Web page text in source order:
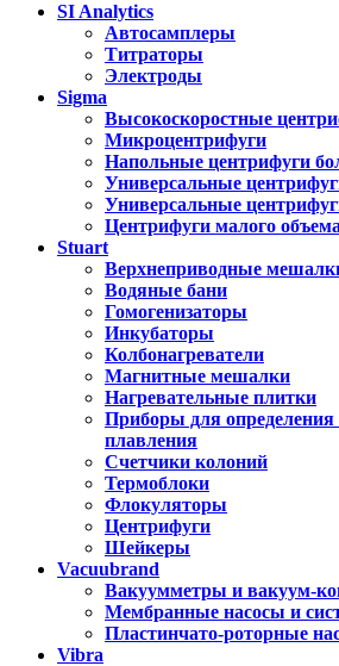
SI Analytics
Автосамплеры
Титраторы
Электроды
Sigma
Высокоскоростные
Микроцентрифуги
Напольные центрифуги
Универсальные
Универсальные
Центрифуги малого объема
Stuart
Верхнеприводные
Водяные бани
Гомогенизаторы
Инкубаторы
Колбонагреватели
Магнитные мешалки
Нагревательные плитки
Приборы для
плавления
Счетчики колоний
Термоблоки
Флокуляторы
Центрифуги
Шейкеры
Vacuubrand
Вакуумметры и вакуум-
Мембранные насосы и
Пластинчато-роторные
Vibra